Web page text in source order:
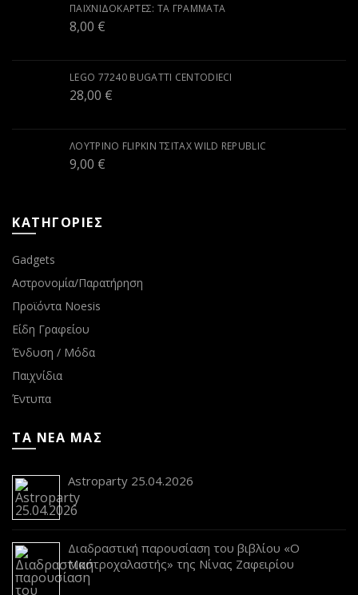
ΠΑΙΧΝΙΔΟΚΆΡΤΕΣ: ΤΑ ΓΡΆΜΜΑΤΑ
8,00 €
LEGO 77240 BUGATTI CENTODIECI
28,00 €
ΛΟΎΤΡΙΝΟ FLIPKIN ΤΣΙΤΆΧ WILD REPUBLIC
9,00 €
ΚΑΤΗΓΟΡΙΕΣ
Gadgets
Αστρονομία/Παρατήρηση
Προϊόντα Noesis
Είδη Γραφείου
Ένδυση / Μόδα
Παιχνίδια
Έντυπα
ΤΑ ΝΕΑ ΜΑΣ
Astroparty 25.04.2026
Διαδραστική παρουσίαση του βιβλίου «Ο
Μαστροχαλαστής» της Νίνας Ζαφειρίου